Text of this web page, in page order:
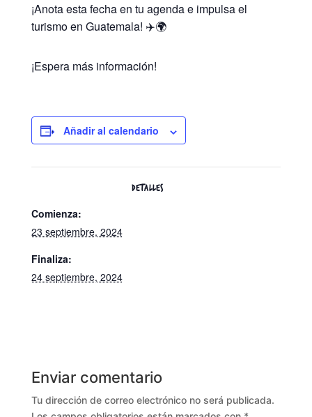
¡Anota esta fecha en tu agenda e impulsa el
turismo en Guatemala! ✈️🌍
¡Espera más información!
Añadir al calendario
DETALLES
Comienza:
23 septiembre, 2024
Finaliza:
24 septiembre, 2024
Enviar comentario
Tu dirección de correo electrónico no será publicada.